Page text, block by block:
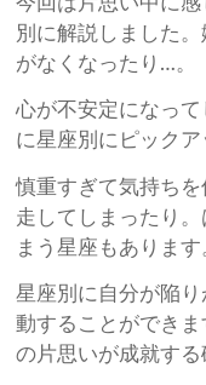
別に解説しました
がなくなったり…。
心が不安定になっ
に星座別にピックア
慎重すぎて気持ち
走してしまったり
まう星座もあります
星座別に自分が陥
動することができ
の片思いが成就する